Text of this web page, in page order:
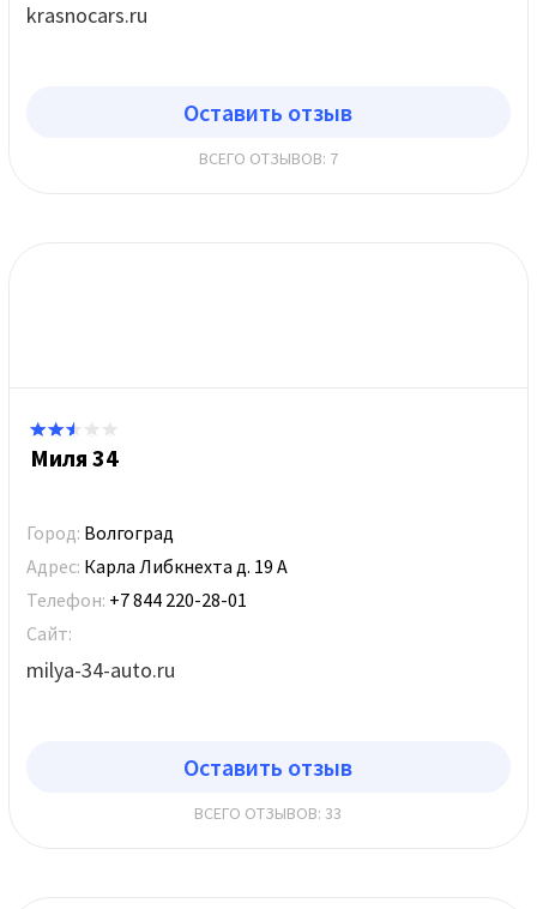
krasnocars.ru
Оставить отзыв
ВСЕГО ОТЗЫВОВ: 7
Миля 34
Город: Волгоград
Адрес: Карла Либкнехта д. 19 А
Телефон: +7 844 220-28-01
Сайт:
milya-34-auto.ru
Оставить отзыв
ВСЕГО ОТЗЫВОВ: 33